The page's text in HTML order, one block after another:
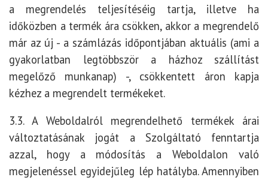
a megrendelés teljesítéséig tartja, illetve ha
időközben a termék ára csökken, akkor a megrendelő
már az új - a számlázás időpontjában aktuális (ami a
gyakorlatban legtöbbször a házhoz szállítást
megelőző munkanap) -, csökkentett áron kapja
kézhez a megrendelt termékeket.
3.3. A Weboldalról megrendelhető termékek árai
változtatásának jogát a Szolgáltató fenntartja
azzal, hogy a módosítás a Weboldalon való
megjelenéssel egyidejűleg lép hatályba. Amennyiben